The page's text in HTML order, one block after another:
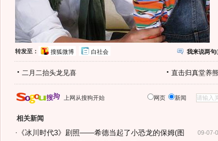
转发至： 搜狐微博 白社会 我来说两句(
二月二抬头龙见喜 直击归真堂养
上网从搜狗开始 网页 新闻
相关新闻
09-07-
· 《冰川时代3》剧照——希德当起了小恐龙的保姆(图